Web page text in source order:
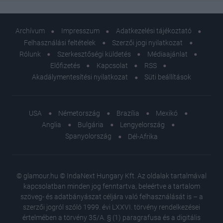
Archívum Impresszum
Adatkezelési tájékoztató
Felhasználási feltételek
Szerzői jogi nyilatkozat
Rólunk
Szerkesztőségi küldetés
Médiaajánlat
Előfizetés
Kapcsolat
RSS
Akadálymentesítési nyilatkozat
Süti beállítások
USA Németország Brazília
Mexikó
Anglia
Bulgária
Lengyelország
Spanyolország
Dél-Afrika
© glamour.hu © IndaNext Hungary Kft. Az oldalak tartalmával
kapcsolatban minden jog fenntartva, beleértve a tartalom
szöveg- és adatbányászat céljára való felhasználását is – a
szerzői jogról szóló 1999. évi LXXVI. törvény rendelkezései
értelmében a törvény 35/A. § (1) paragrafusa és a digitális